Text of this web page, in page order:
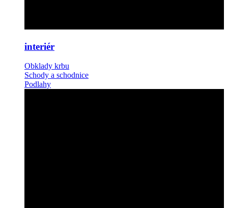
interiér
Obklady krbu
Schody a schodnice
Podlahy